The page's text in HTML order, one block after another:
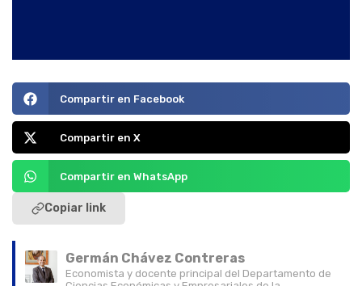
Compartir en Facebook
Compartir en X
Compartir en WhatsApp
Copiar link
Germán Chávez Contreras
Economista y docente principal del Departamento de